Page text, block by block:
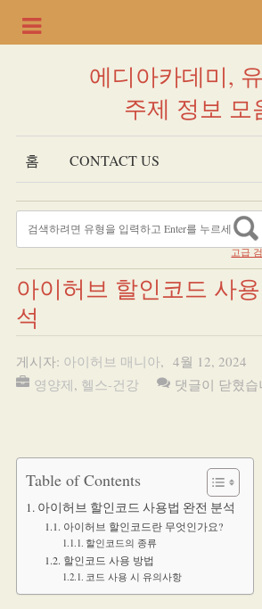
에디아카데미,
주제 정보 모
홈 CONTACT US
고급
아이허브 할인코드 사
석
게시자: 아이허브 매니아, 4월 12, 2024
영양제, 헬스-건강 댓글이 닫혔습
Table of Contents
아이허브 할인코드 사용법 완전 분석
아이허브 할인코드란 무엇인가요?
할인코드의 종류
할인코드 사용 방법
코드 사용 시 유의사항